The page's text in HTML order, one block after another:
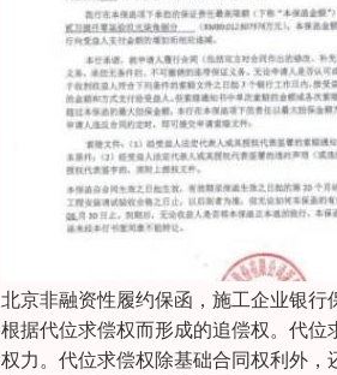
北京非融资性履约保函，施工企业银行
根据代位求偿权而形成的追偿权。代
权力。代位求偿权除基础合同权利外